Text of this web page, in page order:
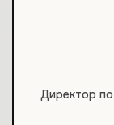
Директор